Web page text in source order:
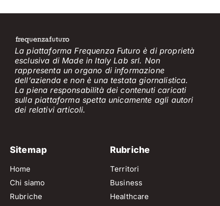
La piattaforma Frequenza Futuro è di proprietà
esclusiva di Made in Italy Lab srl. Non
rappresenta un organo di informazione
dell’azienda e non è una testata giornalistica.
La piena responsabilità dei contenuti caricati
sulla piattaforma spetta unicamente agli autori
dei relativiarticoli.
Sitemap
Home
Chi siamo
Rubriche
Rubriche
Territori
Business
Healthcare